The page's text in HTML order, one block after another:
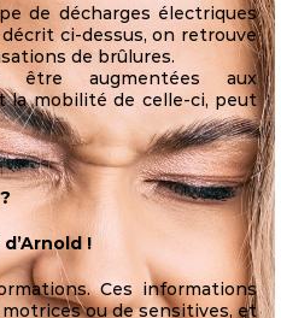
de décharges électriques
ci-dessus, on retrouve
de brûlures.
être augmentées aux
la mobilité de celle-ci, peut
!
Ces informations
ou de sensitives, et